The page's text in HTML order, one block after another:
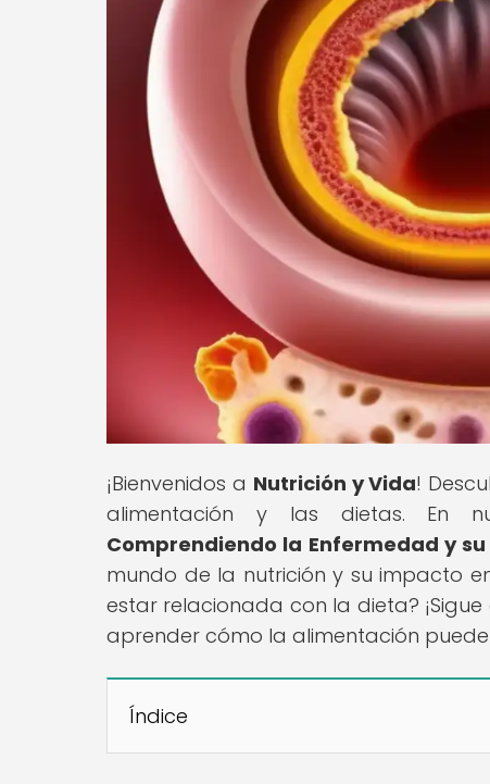
¡Bienvenidos a Nutrición y Vida!
alimentación y las dietas. En
Comprendiendo la Enfermedad y
mundo de la nutrición y su impacto
estar relacionada con la dieta?
aprender cómo la alimentación
Índice